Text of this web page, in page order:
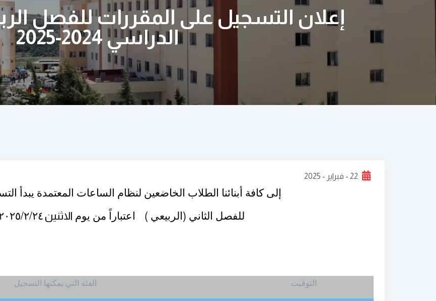
إعلان التسجيل على المقررات للفصل
الدراسي 2024-2025
22 - فبراير - 2025
إلى كافة أبنائنا الطلاب الخاضعين لنظام الساعات المعتمدة يبدأ
للفصل الثاني ( الربيعي ) اعتباراً من يوم الاثنين /٢/٢٤
التوقيت الفئة التي يمكنها التسجيل